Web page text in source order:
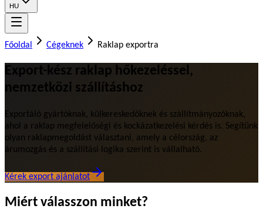
HU
Főoldal Cégeknek Raklap exportra
Export-kész raklap hőkezeléssel,
nemzetközi szállításhoz
Exportáló gyártóknak, külkereskedőknek és szállítmányozóknak,
ahol a raklap megfelelőségi és kockázatkezelési kérdés is. Segítünk
olyan raklapmegoldást választani, amely a célország, az
árumozgás és a szállítási logika szerint is vállalható.
Kérek export ajánlatot
Miért válasszon minket?